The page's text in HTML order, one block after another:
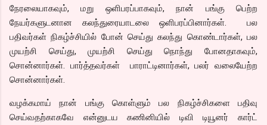
நேரலையாகவும், மறு ஒளிபரப்பாகவும், நான் பங்கு பெற்ற
நேயர்களுடனான கலந்துரையாடலை ஒளிபரப்பினார்கள். பல
பதிவர்கள் நிகழ்ச்சியில் போன் செய்து கலந்து கொண்டார்கள், பல
முயற்சி செய்து, முயற்சி செய்து நொந்து போனதாகவும்,
சொன்னார்கள். பார்த்தவர்கள் பாராட்டினார்கள், பலர் வலையேற்ற
சொன்னார்கள்.
வழக்கமாய் நான் பங்கு கொள்ளும் பல நிகழ்ச்சிகளை பதிவு
செய்வதற்காகவே என்னுடய கணினியில் டிவி டியூனர் கார்ட்